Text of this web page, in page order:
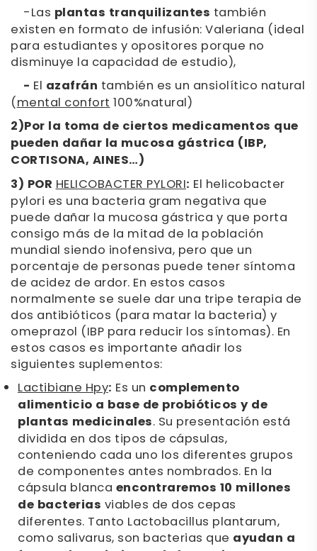
-Las plantas tranquilizantes también
existen en formato de infusión: Valeriana (ideal
para estudiantes y opositores porque no
disminuye la capacidad de estudio),
- El azafrán también es un ansiolítico natural
(mental confort100%natural)
2)Por la toma de ciertos medicamentos que
pueden dañar la mucosa gástrica (IBP,
CORTISONA, AINES…)
3) PORHELICOBACTER PYLORI: El helicobacter
pylori es una bacteria gram negativa que
puede dañar la mucosa gástrica y que porta
consigo más de la mitad de la población
mundial siendo inofensiva, pero que un
porcentaje de personas puede tener síntoma
de acidez de ardor. En estos casos
normalmente se suele dar una tripe terapia de
dos antibióticos (para matar la bacteria) y
omeprazol (IBP para reducir los síntomas). En
estos casos es importante añadir los
siguientes suplementos:
Lactibiane Hpy: Es un complemento
alimenticio a base de probióticos y de
plantas medicinales. Su presentación está
dividida en dos tipos de cápsulas,
conteniendo cada uno los diferentes grupos
de componentes antes nombrados. En la
cápsula blanca encontraremos 10 millones
de bacterias viables de dos cepas
diferentes. Tanto Lactobacillus plantarum,
como salivarus, son bacterias que ayudan a